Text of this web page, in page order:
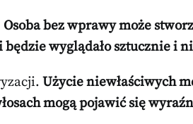
Osoba bez wprawy może
wyglądało sztucznie i
Użycie niewłaściwych
mogą pojawić się